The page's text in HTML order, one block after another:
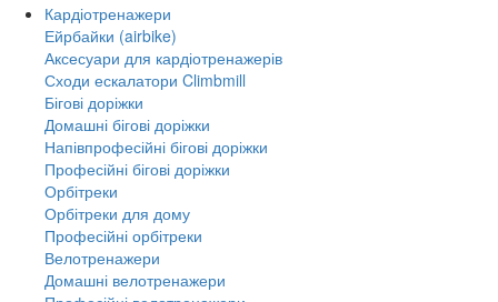
Кардіотренажери
Ейрбайки (airbike)
Аксесуари для кардіотренажерів
Сходи ескалатори Climbmill
Бігові доріжки
Домашні бігові доріжки
Напівпрофесійні бігові доріжки
Професійні бігові доріжки
Орбітреки
Орбітреки для дому
Професійні орбітреки
Велотренажери
Домашні велотренажери